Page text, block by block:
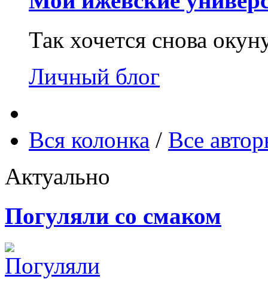
Так хочется снова
Личный блог
Вся колонка / Все
Актуально
Погуляли со смаком